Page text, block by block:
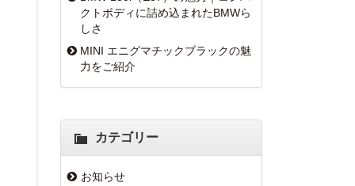
クトボディに詰め込まれたBMWら
しさ
MINI エニグマチックブラックの魅
力をご紹介
カテゴリー
お知らせ